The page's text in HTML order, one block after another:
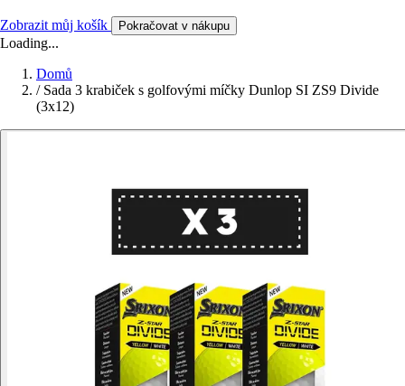
Zobrazit můj košík Pokračovat v nákupu
Loading...
Domů
/ Sada 3 krabiček s golfovými míčky Dunlop SI ZS9 Divide
(3x12)